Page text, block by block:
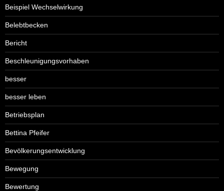
Beispiel Wechselwirkung
Belebtbecken
Bericht
Beschleunigungsvorhaben
besser
besser leben
Betriebsplan
Bettina Pfeifer
Bevölkerungsentwicklung
Bewegung
Bewertung